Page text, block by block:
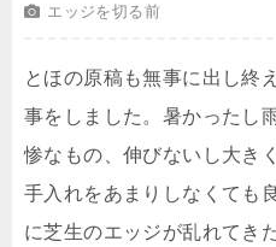
エッジを切る前
とほの原稿も無事に出し終
事をしました。暑かったし
惨なもの、伸びないし大き
手入れをあまりしなくても
に芝生のエッジが乱れてき